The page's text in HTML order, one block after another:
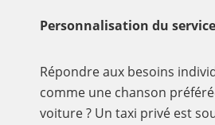
Personnalisation du
Répondre aux besoins
comme une chanson
voiture ? Un taxi privé est